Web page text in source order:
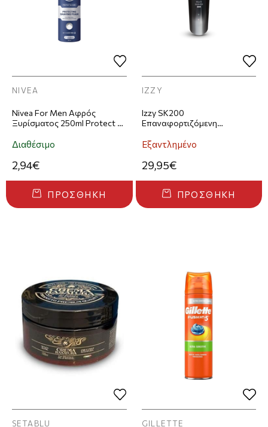
NIVEA
Nivea For Men Αφρός
Ξυρίσματος 250ml Protect &
Διαθέσιμο
2,94€
ΠΡΟΣΘΉΚΗ
IZZY
Izzy SK200
Επαναφορτιζόμενη
Προσώπου Μπλε
Εξαντλημένο
29,95€
ΠΡΟΣΘΉΚΗ
SETABLU GILLETTE